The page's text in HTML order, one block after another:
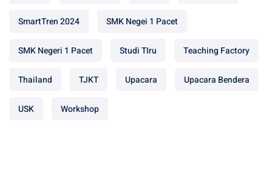
SmartTren 2024 SMK Negei 1 Pacet
SMK Negeri 1 Pacet Studi TIru Teaching Factory
Thailand TJKT Upacara Upacara Bendera
USK Workshop